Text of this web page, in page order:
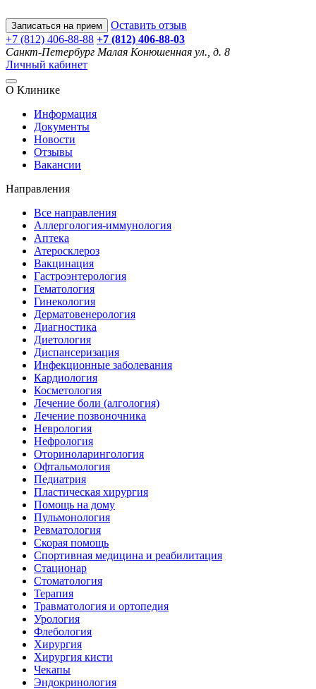
Записаться на прием
Оставить отзыв
+7 (812) 406-88-88 +7 (812) 406-88-03
Санкт-Петербург Малая Конюшенная ул., д. 8
Личный кабинет
О Клинике
Информация
Документы
Новости
Отзывы
Вакансии
Направления
Все направления
Аллергология-иммунология
Аптека
Атеросклероз
Вакцинация
Гастроэнтерология
Гематология
Гинекология
Дерматовенерология
Диагностика
Диетология
Диспансеризация
Инфекционные заболевания
Кардиология
Косметология
Лечение боли (алгология)
Лечение позвоночника
Неврология
Нефрология
Оториноларингология
Офтальмология
Педиатрия
Пластическая хирургия
Помощь на дому
Пульмонология
Ревматология
Скорая помощь
Спортивная медицина и реабилитация
Стационар
Стоматология
Терапия
Травматология и ортопедия
Урология
Флебология
Хирургия
Хирургия кисти
Чекапы
Эндокринология